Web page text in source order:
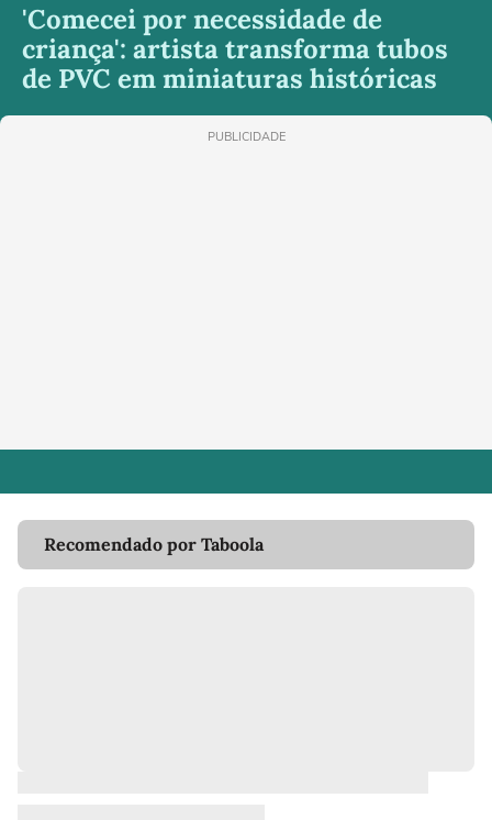
'Comecei por necessidade de
criança': artista transforma tubos
de PVC em miniaturas históricas
PUBLICIDADE
Recomendado por Taboola